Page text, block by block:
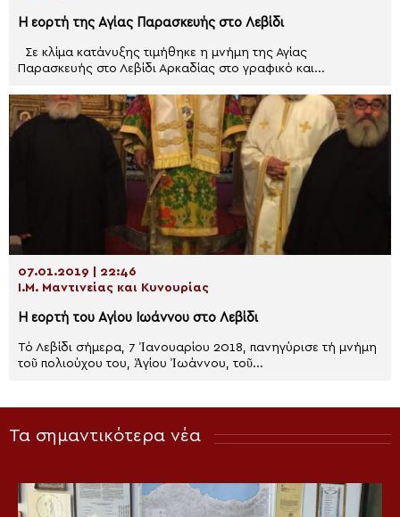
Η εορτή της Αγίας Παρασκευής στο Λεβίδι
Σε κλίμα κατάνυξης τιμήθηκε η μνήμη της Αγίας
Παρασκευής στο Λεβίδι Αρκαδίας στο γραφικό και...
07.01.2019 | 22:46
Ι.Μ. Μαντινείας και Κυνουρίας
Η εορτή του Αγίου Ιωάννου στο Λεβίδι
Τό Λεβίδι σήμερα, 7 Ἰανουαρίου 2018, πανηγύρισε τή μνήμη
τοῦ πολιούχου του, Ἁγίου Ἰωάννου, τοῦ...
Τα σημαντικότερα νέα